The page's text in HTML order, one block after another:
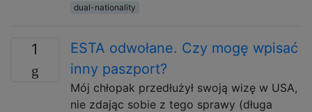
dual-nationality
1
ESTA odwołane. Czy mogę wpisać
inny paszport?
Mój chłopak przedłużył swoją wizę w USA,
nie zdając sobie z tego sprawy (długa